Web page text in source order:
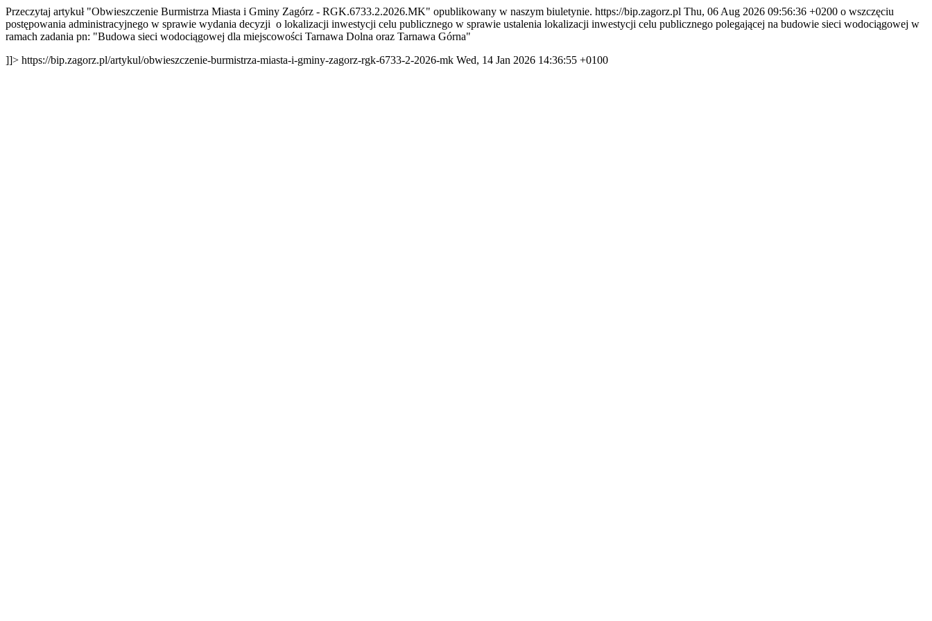
Przeczytaj artykuł "Obwieszczenie Burmistrza Miasta i Gminy Zagórz - RGK.6733.2.2026.MK" opublikowany w naszym biuletynie. https://bip.zagorz.pl Thu, 06 Aug 2026 09:56:36 +0200 o wszczęciu
postępowania administracyjnego w sprawie wydania decyzji o lokalizacji inwestycji celu publicznego w sprawie ustalenia lokalizacji inwestycji celu publicznego polegającej na budowie sieci wodociągowej w
ramach zadania pn: "Budowa sieci wodociągowej dla miejscowości Tarnawa Dolna oraz Tarnawa Górna"
]]> https://bip.zagorz.pl/artykul/obwieszczenie-burmistrza-miasta-i-gminy-zagorz-rgk-6733-2-2026-mk Wed, 14 Jan 2026 14:36:55 +0100